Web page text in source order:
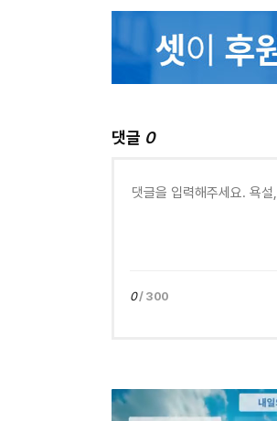
댓글 0
0/ 300